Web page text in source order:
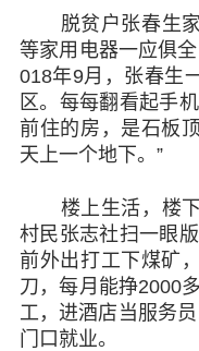
脱贫户张春生
等家用电器一应俱
018年9月，张春生
区。每每翻看起手
前住的房，是石板
天上一个地下。”
楼上生活，楼
村民张志社扫一眼
前外出打工下煤矿
刀，每月能挣2000
工，进酒店当服务
门口就业。